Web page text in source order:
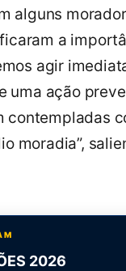
alguns
a
agir
uma ação
contempladas
moradia”,
2026